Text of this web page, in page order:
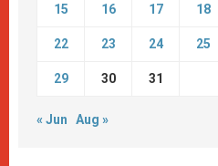
15 16 17 18
22 23 24 25
29 30 31
« Jun Aug »